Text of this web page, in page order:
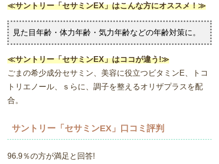
≪サントリー「セサミンEX」はこんな方にオススメ！≫
見た目年齢・体力年齢・気力年齢などの年齢対策に。
≪サントリー「セサミンEX」はココが違う!≫
ごまの希少成分セサミン、美容に役立つビタミンE、トコ
トリエノール、ｓらに、調子を整えるオリザプラスを配
合。
サントリー「セサミンEX」口コミ評判
96.9％の方が満足と回答!